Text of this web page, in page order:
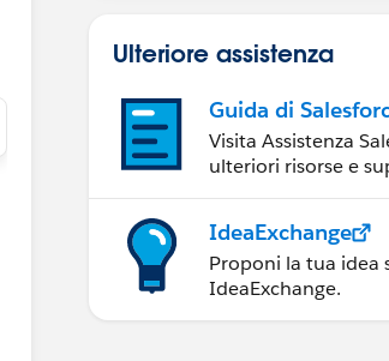
Ulteriore assistenza
Guida di
Visita Assistenza
ulteriori risorse e
IdeaExchange
Proponi la tua idea
IdeaExchange.